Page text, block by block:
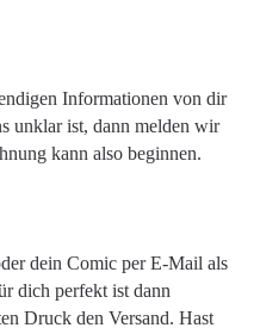
Informationen von dir
unklar ist, dann melden wir
kann also beginnen.
dein Comic per E-Mail als
dich perfekt ist dann
Druck den Versand. Hast